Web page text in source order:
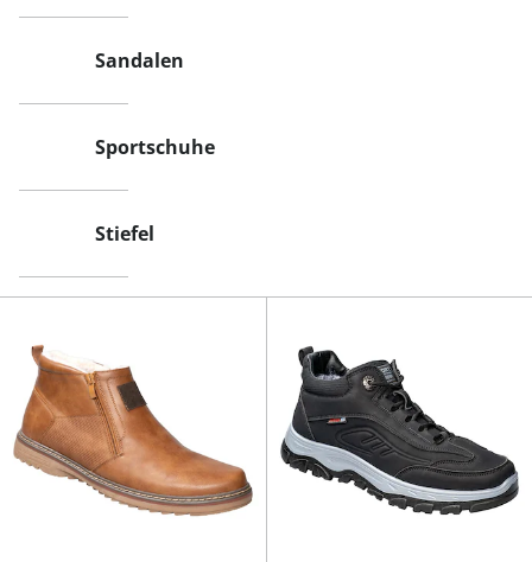
Sandalen
Sportschuhe
Stiefel